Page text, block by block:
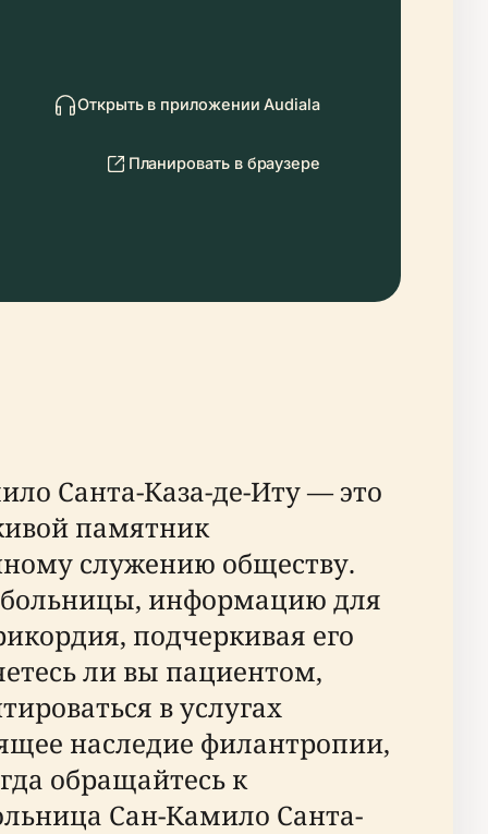
Открыть в приложении Audiala
Планировать в браузере
Санта-Каза-де-Иту — это
памятник
служению обществу.
больницы, информацию для
подчеркивая его
ли вы пациентом,
в услугах
наследие филантропии,
обращайтесь к
Сан-Камило Санта-